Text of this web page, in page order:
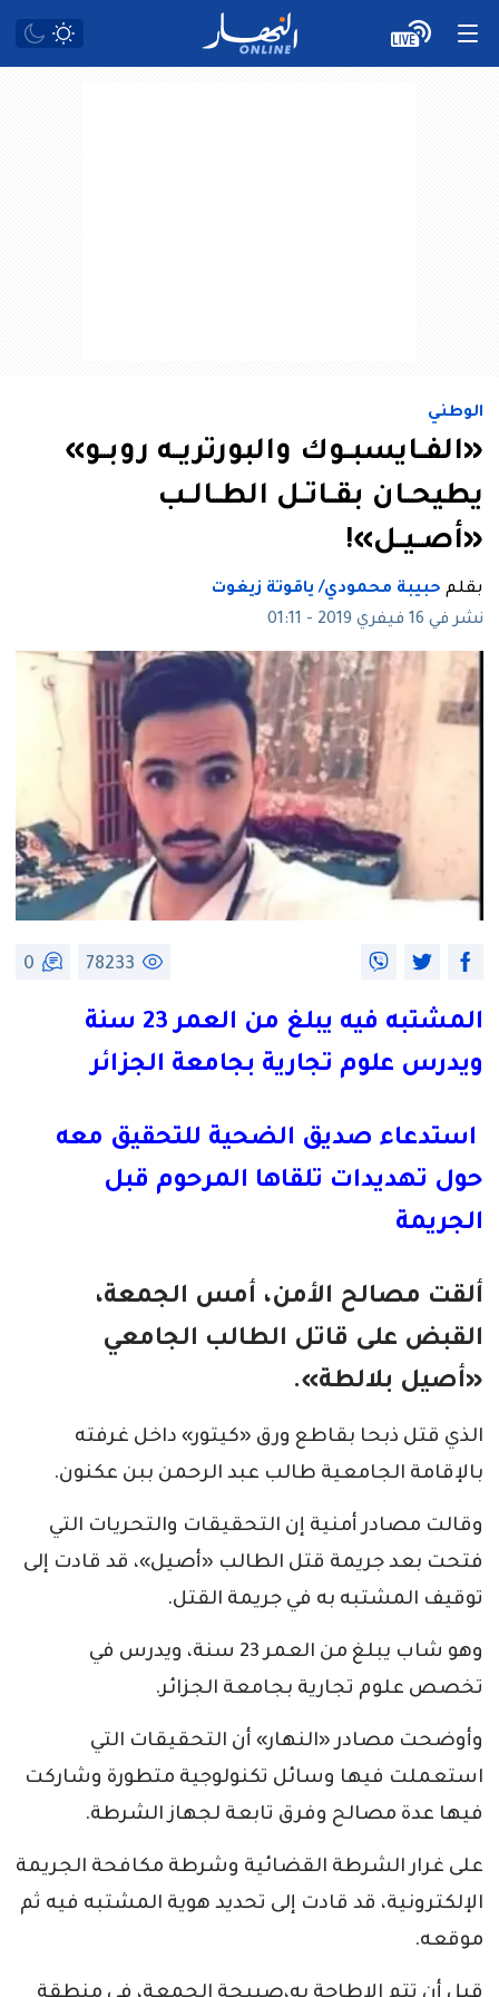
الوطني
«الفــايسبــوك والبورتريــه روبــو»
يطيحــان بقــاتــل الطــالــب
«أصــيــل»!
بقلم حبيبة محمودي/ ياقوتة زيغوت
نشر في 16 فيفري 2019 - 01:11
78233
0
المشتبه فيه يبلغ من العمر 23 سنة
ويدرس علوم تجارية بجامعة الجزائر
استدعاء صديق الضحية للتحقيق معه
حول تهديدات تلقاها المرحوم قبل
الجريمة
ألقت مصالح الأمن، أمس الجمعة،
القبض على قاتل الطالب الجامعي
«أصيل بلالطة».
الذي قتل ذبحا بقاطع ورق «كيتور» داخل غرفته
بالإقامة الجامعية طالب عبد الرحمن ببن عكنون.
وقالت مصادر أمنية إن التحقيقات والتحريات التي
فتحت بعد جريمة قتل الطالب «أصيل»، قد قادت إلى
توقيف المشتبه به في جريمة القتل.
وهو شاب يبلغ من العمر 23 سنة، ويدرس في
تخصص علوم تجارية بجامعة الجزائر.
وأوضحت مصادر «النهار» أن التحقيقات التي
استعملت فيها وسائل تكنولوجية متطورة وشاركت
فيها عدة مصالح وفرق تابعة لجهاز الشرطة.
على غرار الشرطة القضائية وشرطة مكافحة الجريمة
الإلكترونية، قد قادت إلى تحديد هوية المشتبه فيه ثم
موقعه.